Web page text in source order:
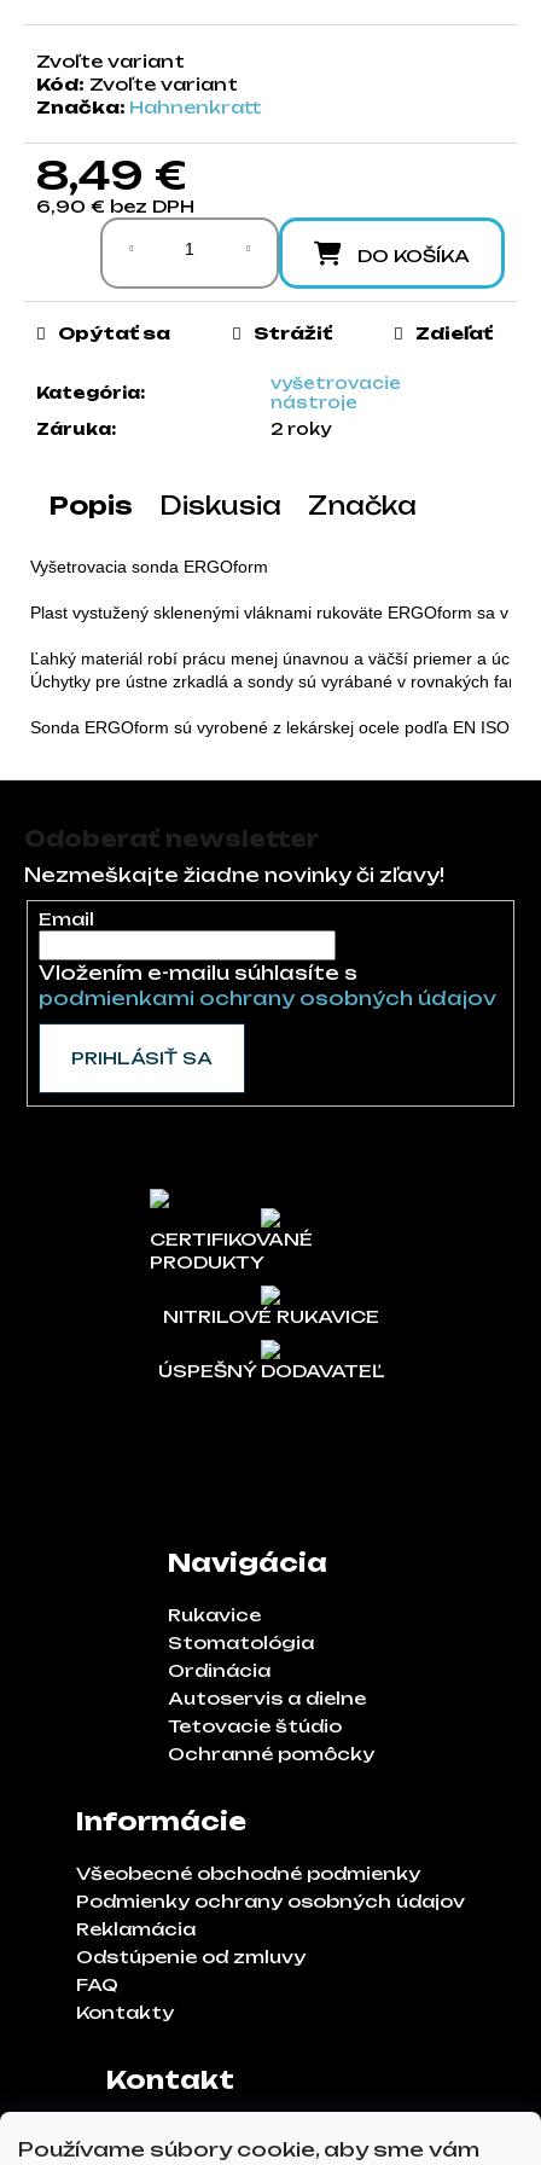
Používame súbory cookie, aby sme vám
Zvoľte variant
Kód: Zvoľte variant
Značka: Hahnenkratt
8,49 €
6,90 € bez DPH
Jednotková cena:
DO KOŠÍKA
Kategória:
vyšetrovacie
nástroje
Záruka: 2 roky
Opýtať sa Strážiť Zdieľať
Popis Diskusia Značka
Vyšetrovacia sonda ERGOform
Plast vystužený sklenenými vláknami rukoväte ERGOform sa v
Ľahký materiál robí prácu menej únavnou a väčší priemer a
Úchytky pre ústne zrkadlá a sondy sú vyrábané v rovnakých
Sonda ERGOform sú vyrobené z lekárskej ocele podľa EN ISO
a
m
e
Odoberať newsletter
Nezmeškajte žiadne novinky či zľavy!
Email
Vložením e-mailu súhlasíte s
podmienkami ochrany osobných údajov
PRIHLÁSIŤ SA
CERTIFIKOVANÉ
PRODUKTY
NITRILOVÉ RUKAVICE
ÚSPEŠNÝ DODAVATEĽ
Navigácia
Rukavice
Stomatológia
Ordinácia
Autoservis a dielne
Tetovacie štúdio
Ochranné pomôcky
Informácie
Všeobecné obchodné podmienky
Podmienky ochrany osobných údajov
Reklamácia
Odstúpenie od zmluvy
FAQ
Kontakty
Kontakt
Hviezdoslavov